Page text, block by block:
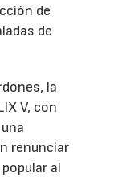
de
de
la
V, con
renunciar
al